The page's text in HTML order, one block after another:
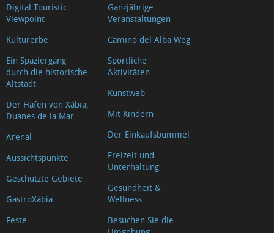
Digital Touristic
Viewpoint
Kulturerbe
Ein Spaziergang
durch die historische
Altstadt
Der Hafen von Xábia,
Duanes de la Mar
Arenal
Aussichtspunkte
Geschützte Gebiete
GastroXàbia
Feste
Ganzjährige
Veranstaltungen
Camino del Alba Weg
Sportliche
Aktivitäten
Kunstweb
Mit Kindern
Der Einkaufsbummel
Freizeit und
Unterhaltung
Gesundheit &
Wellness
Besuchen Sie die